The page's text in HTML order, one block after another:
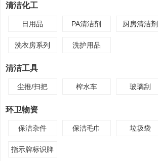
清洁化工
日用品 PA清洁剂 厨房清洁剂
洗衣房系列 洗护用品
清洁工具
尘推/扫把 榨水车 玻璃刮
环卫物资
保洁杂件 保洁毛巾 垃圾袋
指示牌标识牌